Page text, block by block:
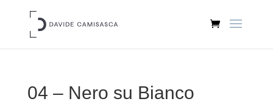
04 – Nero su Bianco